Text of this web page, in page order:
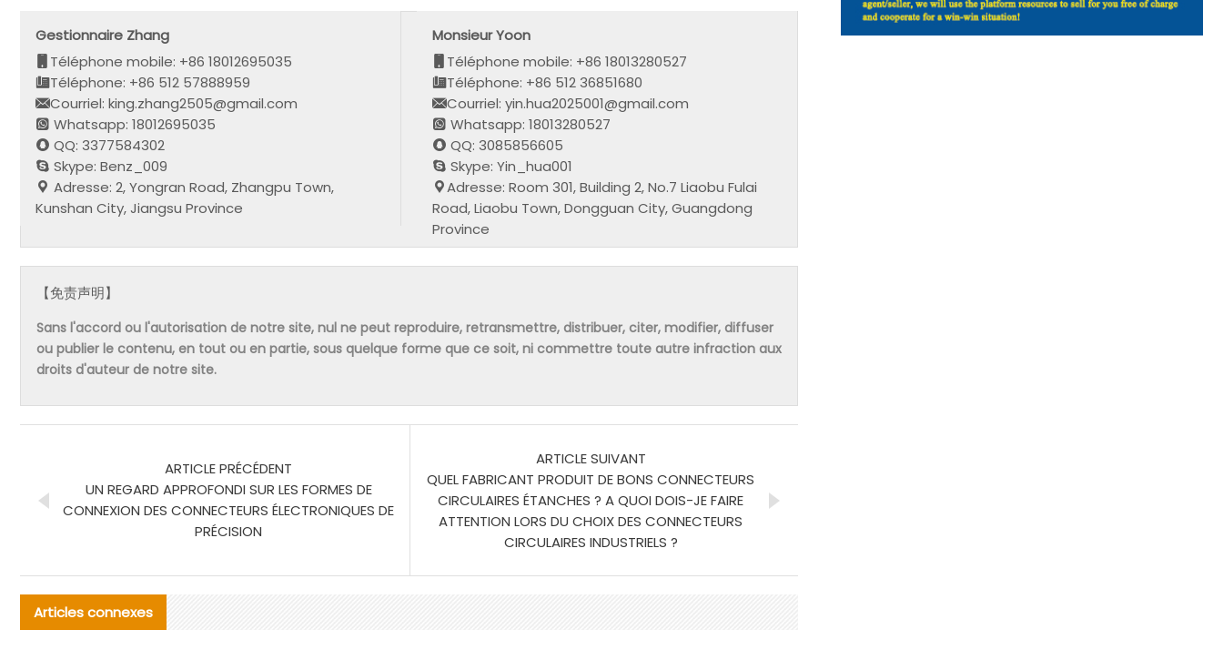
Gestionnaire Zhang
Téléphone mobile: +86 18012695035
Téléphone: +86 512 57888959
Courriel: king.zhang2505@gmail.com
Whatsapp: 18012695035
QQ: 3377584302
Skype: Benz_009
Adresse: 2, Yongran Road, Zhangpu Town,
Kunshan City, Jiangsu Province
Monsieur Yoon
Téléphone mobile: +86 18013280527
Téléphone: +86 512 36851680
Courriel: yin.hua2025001@gmail.com
Whatsapp: 18013280527
QQ: 3085856605
Skype: Yin_hua001
Adresse: Room 301, Building 2, No.7 Liaobu Fulai
Road, Liaobu Town, Dongguan City, Guangdong
Province
【免责声明】
Sans l'accord ou l'autorisation de notre site, nul ne peut reproduire, retransmettre, distribuer, citer, modifier, diffuser
ou publier le contenu, en tout ou en partie, sous quelque forme que ce soit, ni commettre toute autre infraction aux
droits d'auteur de notre site.
ARTICLE PRÉCÉDENT
UN REGARD APPROFONDI SUR LES FORMES DE
CONNEXION DES CONNECTEURS ÉLECTRONIQUES DE
PRÉCISION
ARTICLE SUIVANT
QUEL FABRICANT PRODUIT DE BONS CONNECTEURS
CIRCULAIRES ÉTANCHES ? A QUOI DOIS-JE FAIRE
ATTENTION LORS DU CHOIX DES CONNECTEURS
CIRCULAIRES INDUSTRIELS ?
Articles connexes